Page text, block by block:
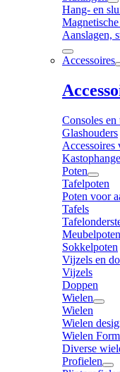
Hang- en
Aanslagen,
Accessoires
Consoles en
Glashouders
Accessoires
Poten
Tafelpoten
Poten voor
Tafels
Meubelpoten
Sokkelpoten
Vijzels en
Vijzels
Doppen
Wielen
Wielen
Wielen
Wielen
Diverse
Profielen